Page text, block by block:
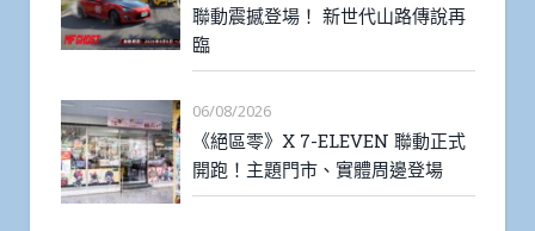
聯動震撼登場！ 新世代山路傳說再
臨
06/08/2026
《絕區零》X 7-ELEVEN 聯動正式
開跑！主題門市、實體周邊登場